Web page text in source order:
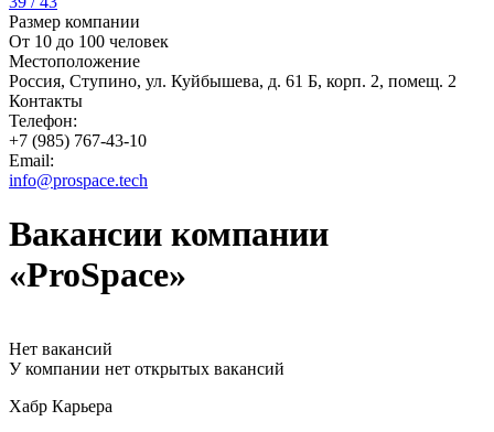
Размер компании
От 10 до 100 человек
Местоположение
Россия, Ступино, ул. Куйбышева, д. 61 Б, корп. 2, помещ. 2
Контакты
Телефон:
+7 (985) 767-43-10
Email:
info@prospace.tech
Вакансии компании
«ProSpace»
Нет вакансий
У компании нет открытых вакансий
Хабр Карьера